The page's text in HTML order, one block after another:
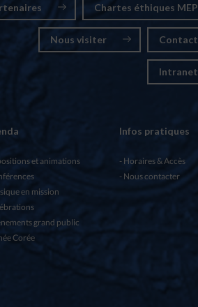
Chartes éthiques MEP
Nous visiter Contact
Intranet
et animations
en mission
grand public
Corée
Infos pratiques
Horaires & Accès
Nous contacter